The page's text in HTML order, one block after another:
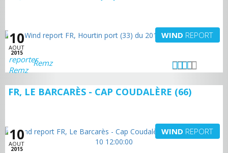
10
AOUT
2015
WIND REPORT
Remz
FR, LE BARCARÈS - CAP COUDALÈRE (66)
10
AOUT
2015
WIND REPORT